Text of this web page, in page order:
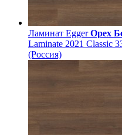
Ламинат EggerОрех
Laminate 2021 Classic
(Россия)